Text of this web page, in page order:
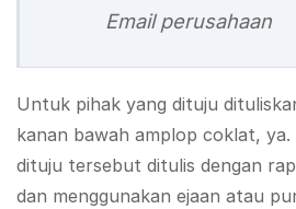
Email perusahaan
Untuk pihak yang dituju
kanan bawah amplop coklat,
dituju tersebut ditulis dengan
dan menggunakan ejaan atau